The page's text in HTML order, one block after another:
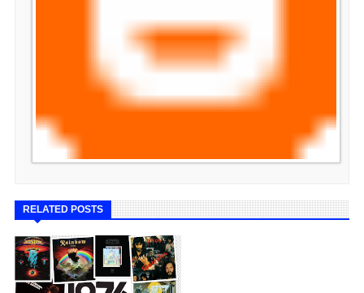
RELATED POSTS